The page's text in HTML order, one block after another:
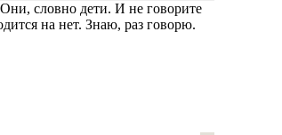
словно дети. И не говорите
на нет. Знаю, раз говорю.